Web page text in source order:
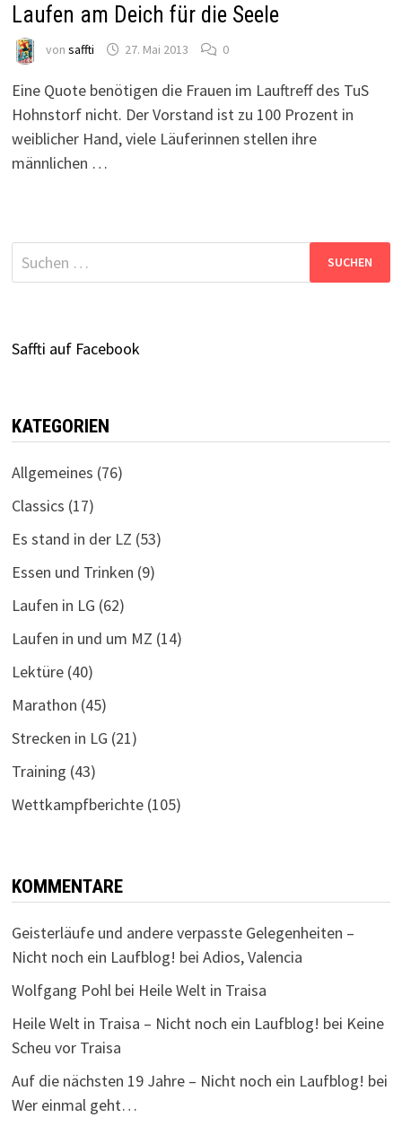
Laufen am Deich für die Seele
von saffti 27. Mai 2013 0
Eine Quote benötigen die Frauen im Lauftreff des TuS
Hohnstorf nicht. Der Vorstand ist zu 100 Prozent in
weiblicher Hand, viele Läuferinnen stellen ihre
männlichen …
Suchen
nach:
Saffti auf Facebook
KATEGORIEN
Allgemeines (76)
Classics (17)
Es stand in der LZ (53)
Essen und Trinken (9)
Laufen in LG (62)
Laufen in und um MZ (14)
Lektüre(40)
Marathon (45)
Strecken in LG (21)
Training (43)
Wettkampfberichte(105)
KOMMENTARE
Geisterläufe und andere verpasste Gelegenheiten –
Nicht noch ein Laufblog! bei Adios, Valencia
Wolfgang Pohl bei Heile Welt in Traisa
Heile Welt in Traisa – Nicht noch ein Laufblog! bei Keine
Scheu vor Traisa
Auf die nächsten 19 Jahre – Nicht noch ein Laufblog! bei
Wer einmal geht…